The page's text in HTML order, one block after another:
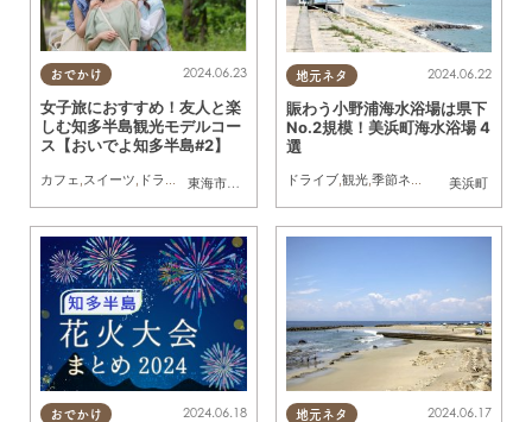
おでかけ
東海市
, 大府市 知多市 ,東浦町,阿久比町,半田市,常滑市
2024.06.23
女子旅におすすめ！友人と楽
しむ知多半島観光モデルコー
ス【おいでよ知多半島#2】
カフェ スイーツ ドライブ ,旅行,観光 友人
地元ネタ
美浜町
2024.06.22
賑わう小野浦海水浴場は県下
No.2規模！美浜町海水浴場 4
選
ドライブ,観光,季節ネタ 家族,カップル
おでかけ 2024.06.18 地元ネタ 2024.06.17